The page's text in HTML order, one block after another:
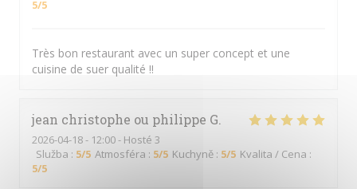
5/5
Très bon restaurant avec un super concept et une
cuisine de suer qualité !!
jean christophe ou philippe G
2026-04-18- 12:00 - Hosté 3
Služba : 5/5 Atmosféra : 5/5 Kuchyně : 5/5 Kvalita / Cena :
5/5